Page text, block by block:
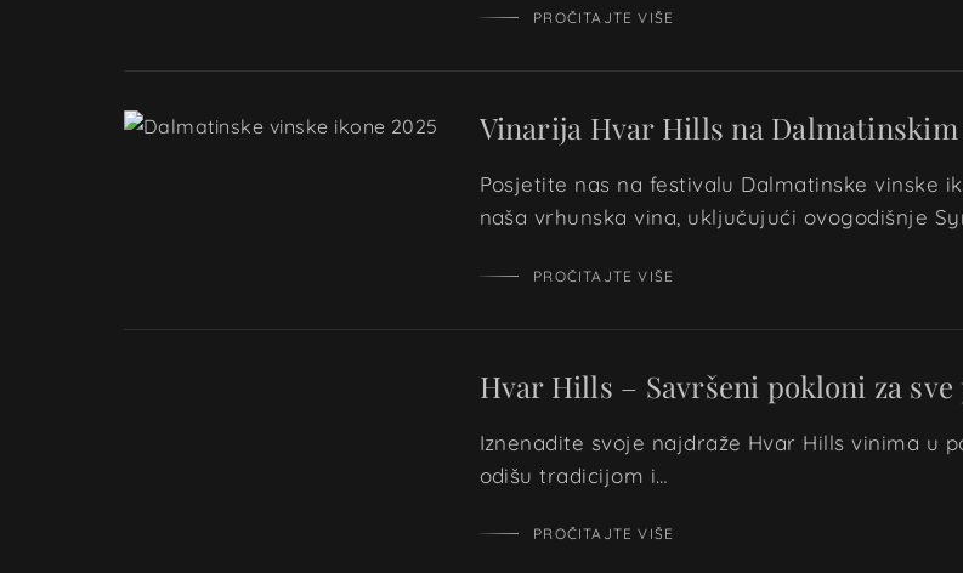
PROČITAJTE VIŠE
Vinarija Hvar Hills na
Posjetite nas na festivalu Dalmatinske vinske
naša vrhunska vina, uključujući ovogodišnje
PROČITAJTE VIŠE
Hvar Hills – Savršeni pokloni za
Iznenadite svoje najdraže Hvar Hills vinima u
odišu tradicijom i…
PROČITAJTE VIŠE